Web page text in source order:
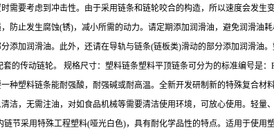
需要考虑到冲击性。由于采用链条和链轮咬合的构造，所以速度会发
防止发生腐蚀(锈)，减小所需的动力。请定期添加润滑油，避免润滑
添加润滑油。此外，还请在导轨与链条(链板类)滑动的部分添加润滑油
的传动链轮。 规格尺寸：塑料链条塑料平顶链条可分为的标准编号是：
种塑料链条能耐强酸，耐强碱或耐高温。全新开发研制新的特殊复合
洁，无需注油，对如食品机械等需要清洁使用环境，可放心使用。轻
节采用特殊工程塑料(哑光白色)，具有耐化学品性的特点。适用于使用